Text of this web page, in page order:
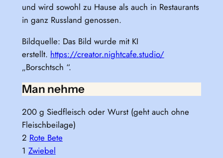
und wird sowohl zu Hause als auch in Restaurants
in ganz Russland genossen.
Bildquelle: Das Bild wurde mit KI
erstellt. https://creator.nightcafe.studio/
„Borschtsch “.
Man nehme
200 g Siedfleisch oder Wurst (geht auch ohne
Fleischbeilage)
2 Rote Bete
1 Zwiebel